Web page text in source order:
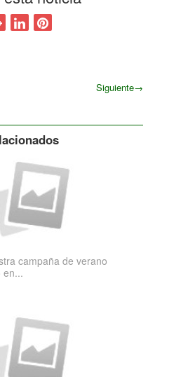
Siguiente→
campaña de verano
en...